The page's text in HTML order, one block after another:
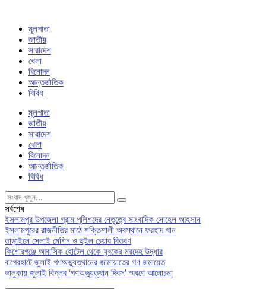
মূলপাতা
জাতীয়
সারাদেশ
খেলা
বিনোদন
আন্তর্জাতিক
বিবিধ
মূলপাতা
জাতীয়
সারাদেশ
খেলা
বিনোদন
আন্তর্জাতিক
বিবিধ
সর্বশেষ
ইসলামপুর উপজেলা গ্রাম পুলিশদের নেতৃত্বে সাংবাদিক সোহেল আহসান
ইসলামপুরের রাজনীতির মাঠে শক্তিশালী অবস্থানে ফরহাদ খান
তাড়াইলে সেলাই মেশিন ও হুইল চেয়ার বিতরণ
কিশোরগঞ্জে আবাসিক হোটেল থেকে যুবকের মরদেহ উদ্ধার
বাগেরহাটে জুলাই গণঅভ্যুত্থানের জামায়াতের গণ জমায়েত
ভালুকায় জুলাই বিপ্লব ‘গণঅভ্যুত্থান দিবস’ স্মরণে আলোচনা